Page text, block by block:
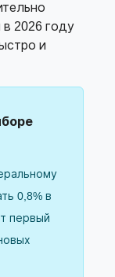
2026 году
и
0,8% в
первый